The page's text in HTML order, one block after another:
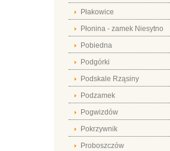
Płakowice
Płonina - zamek Niesytno
Pobiedna
Podgórki
Podskale Rząsiny
Podzamek
Pogwizdów
Pokrzywnik
Proboszczów